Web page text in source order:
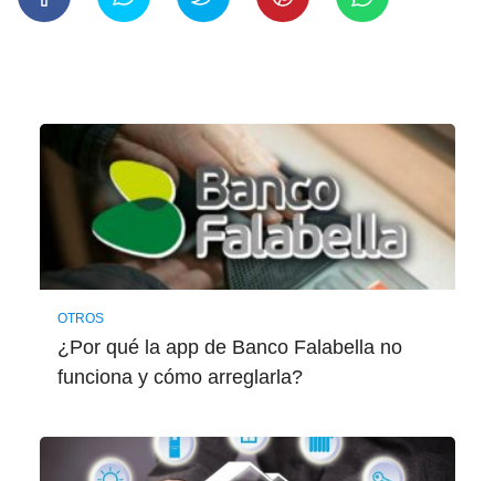
OTROS
¿Por qué la app de Banco Falabella no
funciona y cómo arreglarla?